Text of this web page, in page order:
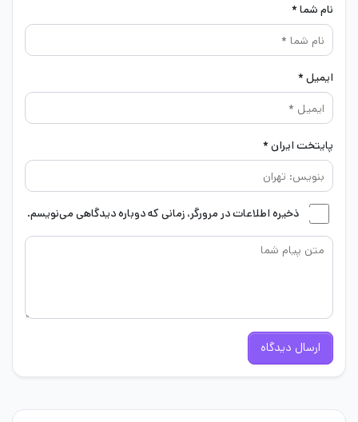
نام شما *
ایمیل *
پایتخت ایران *
ذخیره اطلاعات در مرورگر، زمانی که دوباره دیدگاهی می‌نویسم.
ارسال دیدگاه